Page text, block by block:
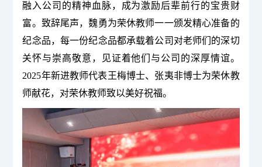
融入公司的精神血脉，成为激励后辈前行的宝贵财
富。致辞尾声，魏勇为荣休教师一一颁发精心准备的
纪念品，每一份纪念品都承载着公司对老师们的深切
关怀与崇高敬意，
见证着他们与公司的深厚情谊。
2025年新进教师代表王梅博士、张夷非博士为荣休教
师献花，对荣休教师致以美好祝福。